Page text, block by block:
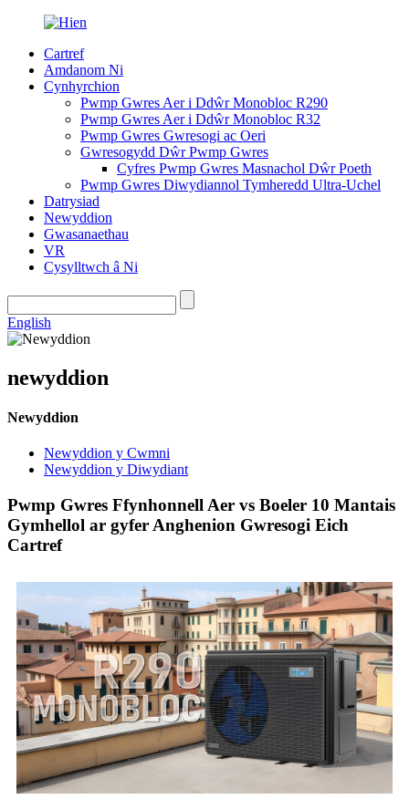
Cartref
Amdanom Ni
Cynhyrchion
Pwmp Gwres Aer i Ddŵr Monobloc R290
Pwmp Gwres Aer i Ddŵr Monobloc R32
Pwmp Gwres Gwresogi ac Oeri
Gwresogydd Dŵr Pwmp Gwres
Cyfres Pwmp Gwres Masnachol Dŵr Poeth
Pwmp Gwres Diwydiannol Tymheredd Ultra-Uchel
Datrysiad
Newyddion
Gwasanaethau
VR
Cysylltwch â Ni
English
newyddion
Newyddion
Newyddion y Cwmni
Newyddion y Diwydiant
Pwmp Gwres Ffynhonnell Aer vs Boeler 10 Mantais
Gymhellol ar gyfer Anghenion Gwresogi Eich
Cartref